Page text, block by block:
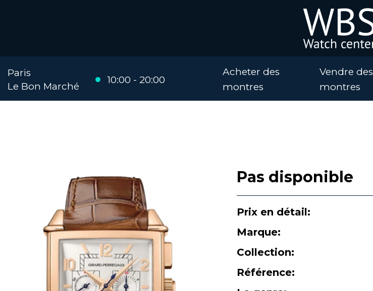
Acheter des
montres
Vendre des
montres
Paris
Le Bon Marché
10:00 - 20:00
Pas disponible
Prix en détail:
Marque:
Collection:
Référence: